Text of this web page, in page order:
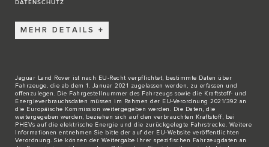
DATENSCHUTZ
MEHR DETAILS
Jaguar Land Rover ist nach EU-Recht verpflichtet, bestimmte Daten über
Fahrzeuge, die ab dem 1. Januar 2021 zugelassen werden, zu erfassen und
offenzulegen. Die Fahrgestellnummer des Fahrzeugs sowie die Kraftstoff- und
Energieverbrauchsdaten müssen im Rahmen der EU-Verordnung 2021/392 an
die Europäische Kommission weitergegeben werden. Die Daten, die
weitergegeben werden, beziehen sich auf den verbrauchten Kraftstoff, bei
PHEVs auf die elektrische Energie und die zurückgelegte Fahrstrecke. Weitere
Informationen entnehmen Sie bitte der auf der EU-Website veröffentlichten
Verordnung. Sie können der Weitergabe Ihrer spezifischen Fahrzeugdaten an